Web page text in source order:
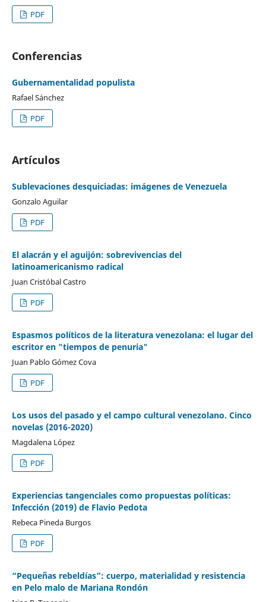
PDF
Conferencias
Gubernamentalidad populista
Rafael Sánchez
PDF
Artículos
Sublevaciones desquiciadas: imágenes de Venezuela
Gonzalo Aguilar
PDF
El alacrán y el aguijón: sobrevivencias del
latinoamericanismo radical
Juan Cristóbal Castro
PDF
Espasmos políticos de la literatura venezolana: el lugar del
escritor en "tiempos de penuria"
Juan Pablo Gómez Cova
PDF
Los usos del pasado y el campo cultural venezolano. Cinco
novelas (2016-2020)
Magdalena López
PDF
Experiencias tangenciales como propuestas políticas:
Infección (2019) de Flavio Pedota
Rebeca Pineda Burgos
PDF
“Pequeñas rebeldías”: cuerpo, materialidad y resistencia
en Pelo malo de Mariana Rondón